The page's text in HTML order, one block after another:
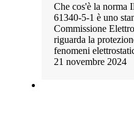
Che cos'è la norma
61340-5-1 è uno
Commissione
riguarda la
fenomeni
21 novembre 2024